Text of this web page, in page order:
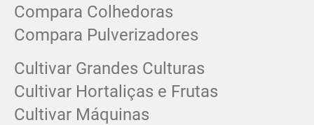
Compara Colhedoras
Compara Pulverizadores
Cultivar Grandes Culturas
Cultivar Hortaliças e Frutas
Cultivar Máquinas